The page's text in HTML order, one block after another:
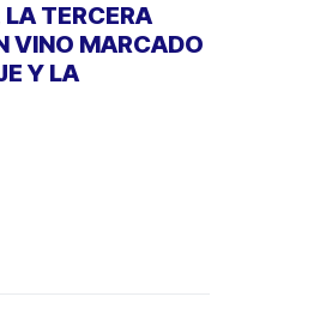
TERCERA
VINO MARCADO
Y LA